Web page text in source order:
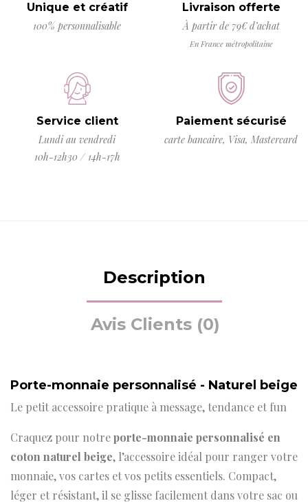
Unique et créatif
100% personnalisable
Livraison offerte
À partir de 79€ d’achat
En France métropolitaine
Service client
Lundi au vendredi
10h-12h30 / 14h-17h
Paiement sécurisé
carte bancaire, Visa, Mastercard
Description
Avis Clients (0)
Porte-monnaie personnalisé - Naturel beige
Le petit accessoire pratique à message, tendance et fun
Craquez pour notreporte-monnaie personnalisé en
coton naturel beige, l’accessoire idéal pour ranger votre
monnaie, vos cartes et vos petits essentiels. Compact,
léger et résistant, il se glisse facilement dans votre sac ou